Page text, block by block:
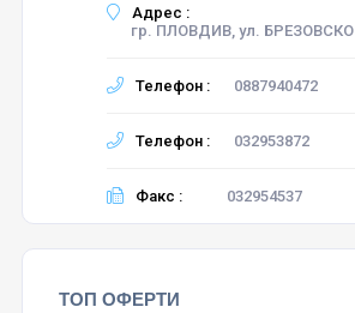
Адрес :
гр. ПЛОВДИВ, ул.
Телефон : 0887940472
Телефон : 032953872
Факс : 032954537
ТОП ОФЕРТИ